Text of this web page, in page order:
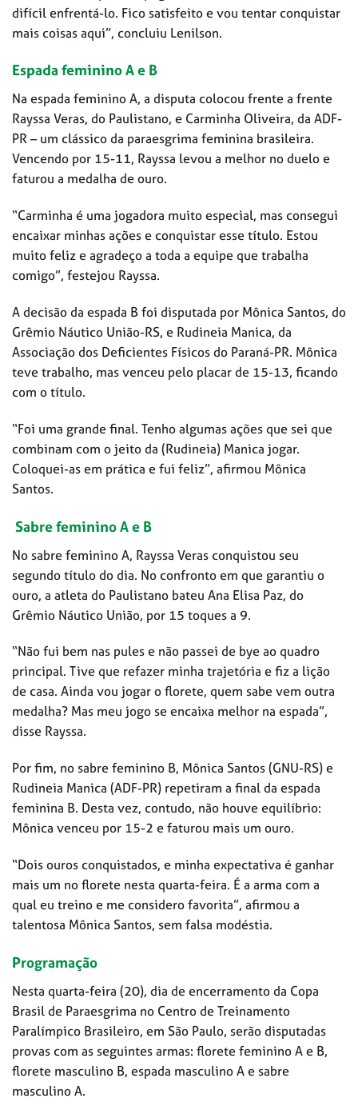
difícil enfrentá-lo. Fico satisfeito e vou tentar conquistar
mais coisas aqui”, concluiu Lenilson.
Espada feminino A e B
Na espada feminino A, a disputa colocou frente a frente
Rayssa Veras, do Paulistano, e Carminha Oliveira, da ADF-
PR – um clássico da paraesgrima feminina brasileira.
Vencendo por 15-11, Rayssa levou a melhor no duelo e
faturou a medalha de ouro.
“Carminha é uma jogadora muito especial, mas consegui
encaixar minhas ações e conquistar esse título. Estou
muito feliz e agradeço a toda a equipe que trabalha
comigo”, festejou Rayssa.
A decisão da espada B foi disputada por Mônica Santos, do
Grêmio Náutico União-RS, e Rudineia Manica, da
Associação dos Deficientes Físicos do Paraná-PR. Mônica
teve trabalho, mas venceu pelo placar de 15-13, ficando
com o título.
“Foi uma grande final. Tenho algumas ações que sei que
combinam com o jeito da (Rudineia) Manica jogar.
Coloquei-as em prática e fui feliz”, afirmou Mônica
Santos.
Sabre feminino A e B
No sabre feminino A, Rayssa Veras conquistou seu
segundo título do dia. No confronto em que garantiu o
ouro, a atleta do Paulistano bateu Ana Elisa Paz, do
Grêmio Náutico União, por 15 toques a 9.
“Não fui bem nas pules e não passei de bye ao quadro
principal. Tive que refazer minha trajetória e fiz a lição
de casa. Ainda vou jogar o florete, quem sabe vem outra
medalha? Mas meu jogo se encaixa melhor na espada”,
disse Rayssa.
Por fim, no sabre feminino B, Mônica Santos (GNU-RS) e
Rudineia Manica (ADF-PR) repetiram a final da espada
feminina B. Desta vez, contudo, não houve equilíbrio:
Mônica venceu por 15-2 e faturou mais um ouro.
“Dois ouros conquistados, e minha expectativa é ganhar
mais um no florete nesta quarta-feira. É a arma com a
qual eu treino e me considero favorita”, afirmou a
talentosa Mônica Santos, sem falsa modéstia.
Programação
Nesta quarta-feira (20), dia de encerramento da Copa
Brasil de Paraesgrima no Centro de Treinamento
Paralímpico Brasileiro, em São Paulo, serão disputadas
provas com as seguintes armas: florete feminino A e B,
florete masculino B, espada masculino A e sabre
masculino A.